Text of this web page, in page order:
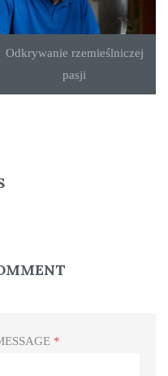
Odkrywanie rzemieślniczej
pasji
*